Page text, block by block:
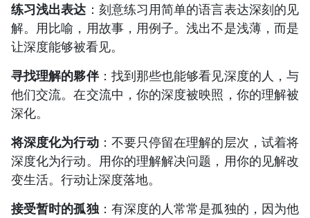
练习浅出表达 ：刻意练习用简单的语言表达深刻的见
解。用比喻，用故事，用例子。浅出不是浅薄，而是
让深度能够被看见。
寻找理解的夥伴：找到那些也能够看见深度的人，与
他们交流。在交流中，你的深度被映照，你的理解被
深化。
将深度化为行动：不要只停留在理解的层次，试着将
深度化为行动。用你的理解解决问题，用你的见解改
变生活。行动让深度落地。
接受暂时的孤独：有深度的人常常是孤独的，因为他